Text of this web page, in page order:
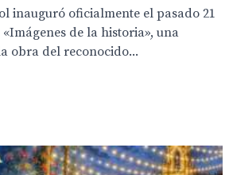
inauguró oficialmente el pasado 21
de la historia», una
obra del reconocido...